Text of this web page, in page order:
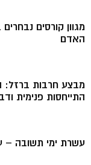
מגוון קורסים
האדם
מבצע חרבות ברזל:
התייחסות פנימית
עשרת ימי תשובה –